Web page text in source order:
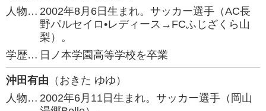
人物… 2002年8月6日生まれ。サッカー選手（AC長
野パルセイロ•レディース→FCふじざくら山
梨）。
学歴… 日ノ本学園高等学校を卒業
沖田有由 （おきた ゆゆ）
人物… 2002年6月11日生まれ。サッカー選手（岡山